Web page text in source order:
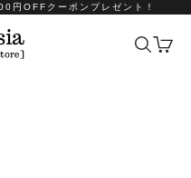
円OFFクーポンプレゼント！
store 検索カート